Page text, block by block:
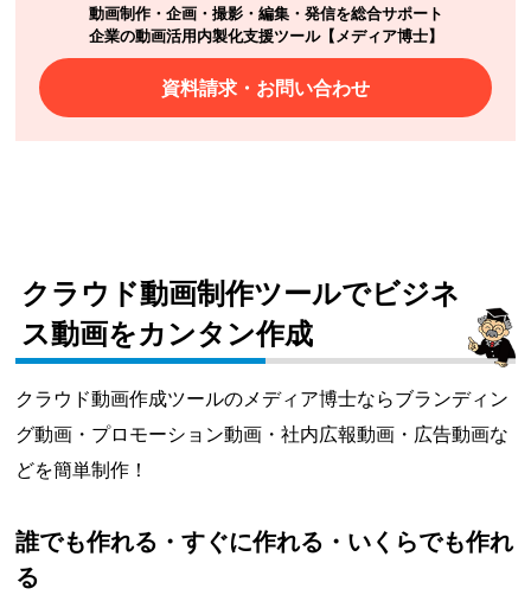
動画制作・企画・撮影・編集・発信を総合サポート
企業の動画活用内製化支援ツール【メディア博士】
資料請求・お問い合わせ
クラウド動画制作ツールでビジネ
ス動画をカンタン作成
クラウド動画作成ツールのメディア博士ならブランディン
グ動画・プロモーション動画・社内広報動画・広告動画な
どを簡単制作！
誰でも作れる・すぐに作れる・いくらでも作れ
る